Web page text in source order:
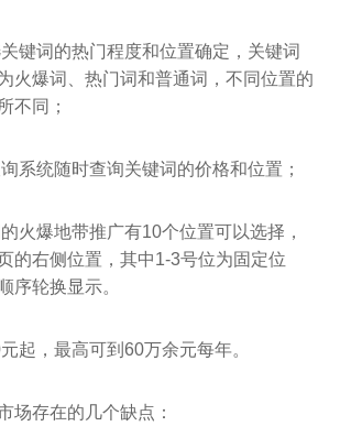
键词的热门程度和位置确定，关键词
火爆词、热门词和普通词，不同位置的
不同；
系统随时查询关键词的价格和位置；
火爆地带推广有10个位置可以选择，
的右侧位置，其中1-3号位为固定位
序轮换显示。
起，最高可到60万余元每年。
场存在的几个缺点：